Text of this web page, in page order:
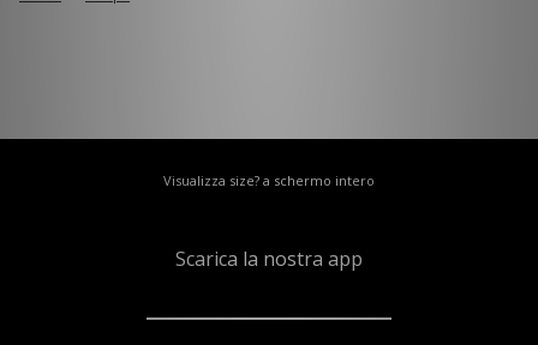
Visualizza size? a schermo intero
Scarica la nostra app